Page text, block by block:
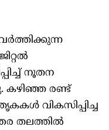
നൂതന
കഴിഞ്ഞ രണ്ട്
വികസിപ്പിച്ച
തലത്തിൽ